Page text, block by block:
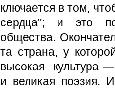
ключается в том,
сердца"; и это
общества.
та страна, у
высокая культура —
и великая поэзия.